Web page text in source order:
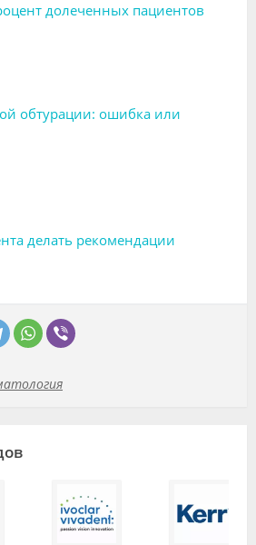
долеченных пациентов
обтурации: ошибка или
делать рекомендации